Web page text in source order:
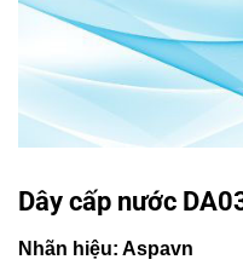
Dây cấp nước
Nhãn hiệu: Aspavn